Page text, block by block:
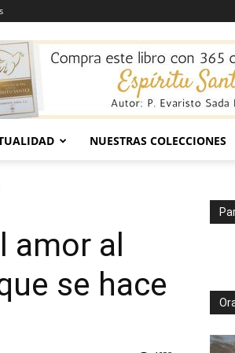
NUESTRAS COLECCIONES
amor al
se hace